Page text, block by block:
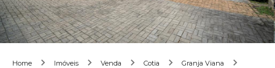
Home Imóveis Venda Cotia
Granja Viana